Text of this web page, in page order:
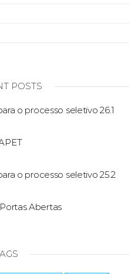
POSTS
o processo seletivo 26.1
o processo seletivo 25.2
Abertas